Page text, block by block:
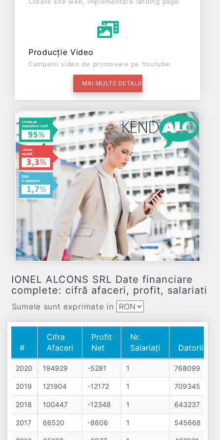
Producție Video
Campanii video de promovare pe Youtube.
MAI MULTE DETALII
IONEL ALCONS SRL Date financiare
complete: cifră afaceri, profit, salariati
Sumele sunt exprimate in
#
Cifra
Afaceri
Profit
Net
Nr.
Salariați
Datorii
#
Cifra
Afaceri
Profit
Net
Salariați
Datorii
2020 194929 -5281 1 768099
2019 121904 -12172 1 709345
2018 100447 -12348 1 643237
2017 66520 -8606 1 545668